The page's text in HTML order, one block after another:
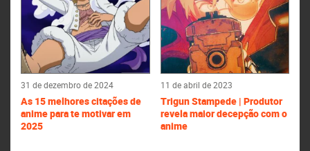
31 de dezembro de 2024
As 15 melhores citações de
anime para te motivar em
2025
11 de abril de 2023
Trigun Stampede | Produtor
revela maior decepção com o
anime